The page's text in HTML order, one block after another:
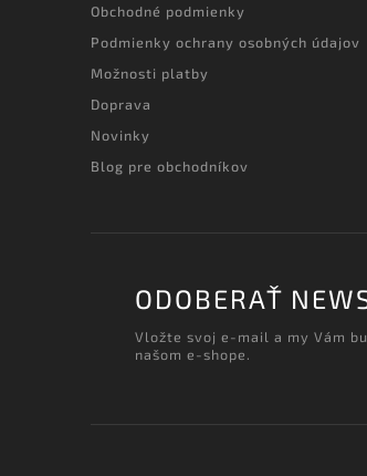
Obchodné podmienky
Podmienky ochrany osobných údajov
Možnosti platby
Doprava
Novinky
Blog pre obchodníkov
ODOBERAŤ
Vložte svoj e-mail a my Vám
našom e-shope.